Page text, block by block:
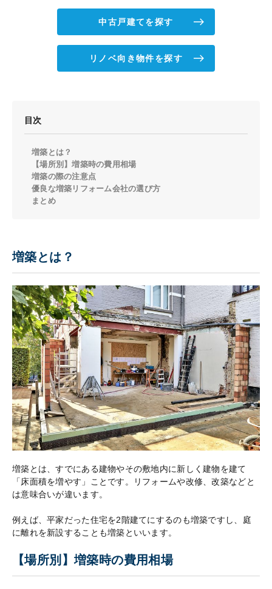
中古戸建てを探す
リノベ向き物件を探す
目次
増築とは？
【場所別】増築時の費用相場
増築の際の注意点
優良な増築リフォーム会社の選び方
まとめ
増築とは？
増築とは、すでにある建物やその敷地内に新しく建物を建て
「床面積を増やす」ことです。リフォームや改修、改築などと
は意味合いが違います。
例えば、平家だった住宅を2階建てにするのも増築ですし、庭
に離れを新設することも増築といいます。
【場所別】増築時の費用相場